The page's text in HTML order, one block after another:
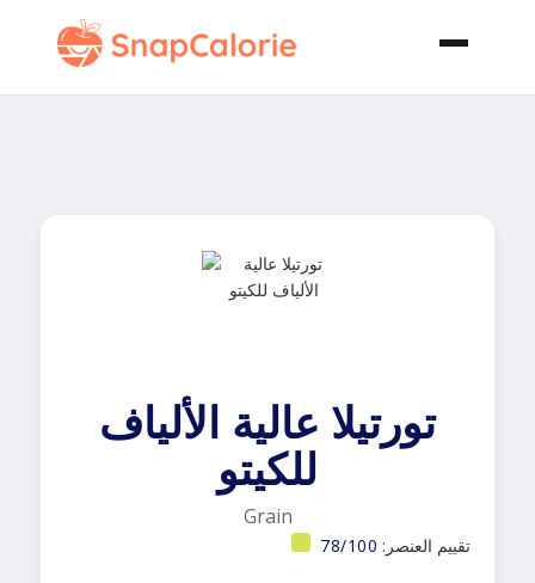
تورتيلا عالية الألياف
للكيتو
Grain
تقييم العنصر: 78/100